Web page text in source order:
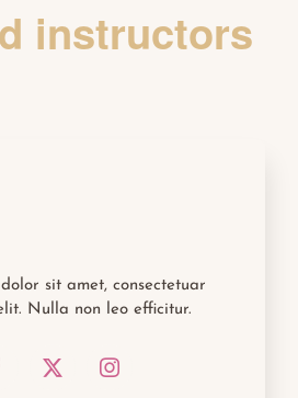
instructors
sit amet, consectetuar
Nulla non leo efficitur.